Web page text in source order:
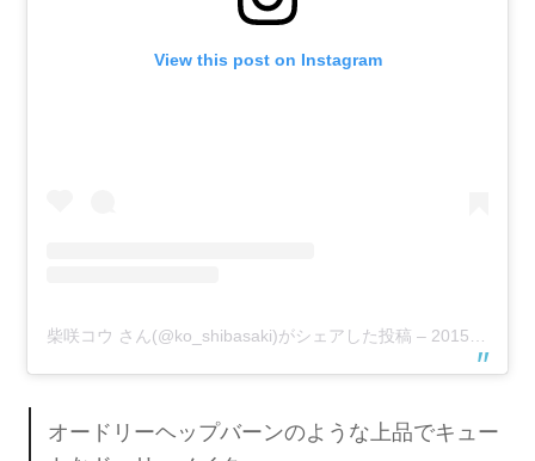
View this post on Instagram
柴咲コウ さん(@ko_shibasaki)がシェアした投稿 – 2015年10月月13日午前7時01分PDT
オードリーヘップバーンのような上品でキュー